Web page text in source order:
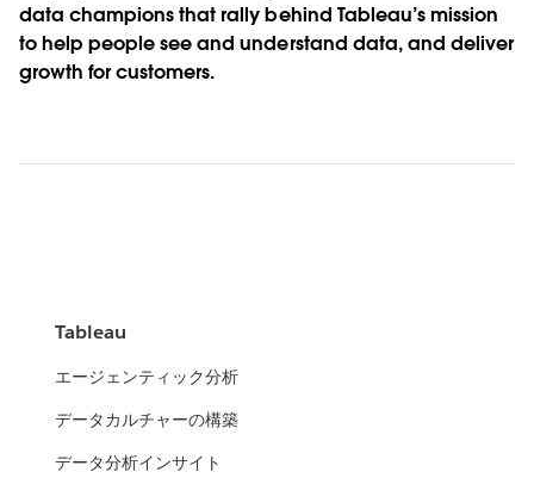
data champions that rally behind Tableau’s mission
to help people see and understand data, and deliver
growth for customers.
Tableau
エージェンティック分析
データカルチャーの構築
データ分析インサイト